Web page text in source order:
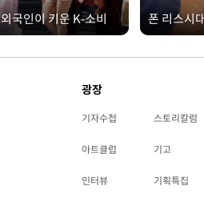
외국인이 키운 K-소비 폰 리스시
광장
기자수첩 스토리칼럼
아트클럽 기고
인터뷰 기획특집